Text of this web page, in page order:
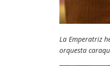
La Emperatriz
orquesta